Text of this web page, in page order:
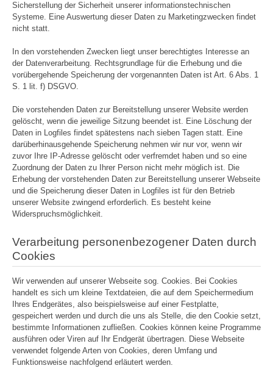
Sicherstellung der Sicherheit unserer informationstechnischen
Systeme. Eine Auswertung dieser Daten zu Marketingzwecken findet
nicht statt.
In den vorstehenden Zwecken liegt unser berechtigtes Interesse an
der Datenverarbeitung. Rechtsgrundlage für die Erhebung und die
vorübergehende Speicherung der vorgenannten Daten ist Art. 6 Abs. 1
S. 1 lit. f) DSGVO.
Die vorstehenden Daten zur Bereitstellung unserer Website werden
gelöscht, wenn die jeweilige Sitzung beendet ist. Eine Löschung der
Daten in Logfiles findet spätestens nach sieben Tagen statt. Eine
darüberhinausgehende Speicherung nehmen wir nur vor, wenn wir
zuvor Ihre IP-Adresse gelöscht oder verfremdet haben und so eine
Zuordnung der Daten zu Ihrer Person nicht mehr möglich ist. Die
Erhebung der vorstehenden Daten zur Bereitstellung unserer Webseite
und die Speicherung dieser Daten in Logfiles ist für den Betrieb
unserer Website zwingend erforderlich. Es besteht keine
Widerspruchsmöglichkeit.
Verarbeitung personenbezogener Daten durch
Cookies
Wir verwenden auf unserer Webseite sog. Cookies. Bei Cookies
handelt es sich um kleine Textdateien, die auf dem Speichermedium
Ihres Endgerätes, also beispielsweise auf einer Festplatte,
gespeichert werden und durch die uns als Stelle, die den Cookie setzt,
bestimmte Informationen zufließen. Cookies können keine Programme
ausführen oder Viren auf Ihr Endgerät übertragen. Diese Webseite
verwendet folgende Arten von Cookies, deren Umfang und
Funktionsweise nachfolgend erläutert werden.